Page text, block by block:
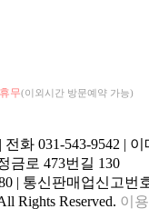
무(이외시간 방문예약 가능)
| 전화 031-543-9542 | 이
금로 473번길 130
| 통신판매업신고번
Rights Reserved. 이